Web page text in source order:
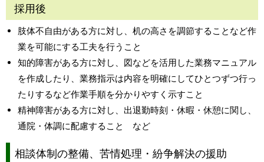
採用後
肢体不自由がある方に対し、机の高さを調節することなど作
業を可能にする工夫を行うこと
知的障害がある方に対し、図などを活用した業務マニュアル
を作成したり、業務指示は内容を明確にしてひとつずつ行っ
たりするなど作業手順を分かりやすく示すこと
精神障害がある方に対し、出退勤時刻・休暇・休憩に関し、
通院・体調に配慮すること など
相談体制の整備、苦情処理・紛争解決の援助